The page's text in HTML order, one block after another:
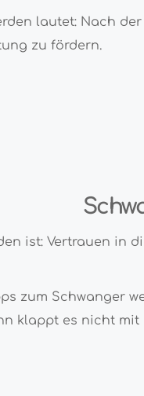
lautet: Nach
zu fördern.
ist: Vertrauen in
zum Schwanger
klappt es nicht